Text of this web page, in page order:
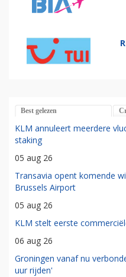
Best gelezen
KLM annuleert meerdere
staking
05 aug 26
Transavia opent komende
Brussels Airport
05 aug 26
KLM stelt eerste
06 aug 26
Groningen vanaf nu
uur rijden'